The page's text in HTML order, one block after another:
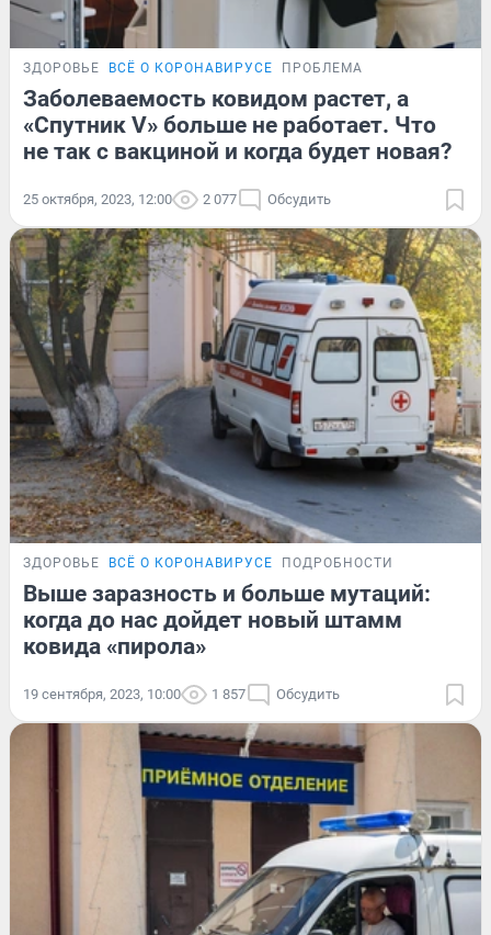
ЗДОРОВЬЕ ВСЁ О КОРОНАВИРУСЕ ПРОБЛЕМА
Заболеваемость ковидом растет, а
«Спутник V» больше не работает. Что
не так с вакциной и когда будет новая?
25 октября, 2023, 12:00 2 077 Обсудить
ЗДОРОВЬЕ ВСЁ О КОРОНАВИРУСЕ ПОДРОБНОСТИ
Выше заразность и больше мутаций:
когда до нас дойдет новый штамм
ковида «пирола»
19 сентября, 2023, 10:00 1 857 Обсудить